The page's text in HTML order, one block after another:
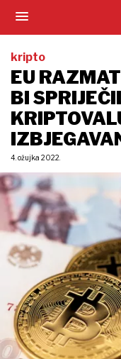
kripto
EU
BI
4. ožujka 2022.